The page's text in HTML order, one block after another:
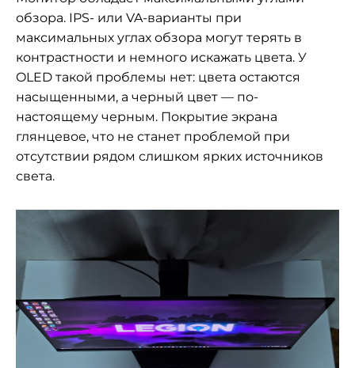
обзора. IPS- или VA-варианты при
максимальных углах обзора могут терять в
контрастности и немного искажать цвета. У
OLED такой проблемы нет: цвета остаются
насыщенными, а черный цвет — по-
настоящему черным. Покрытие экрана
глянцевое, что не станет проблемой при
отсутствии рядом слишком ярких источников
света.